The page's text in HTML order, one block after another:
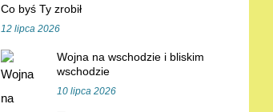
Co byś Ty zrobił
12 lipca 2026
Wojna na wschodzie i bliskim
wschodzie
10 lipca 2026